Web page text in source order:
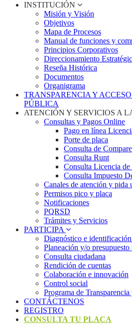
INSTITUCIÓN
Misión y Visión
Objetivos
Mapa de Procesos
Manual de funciones y
Principios Corporativos
Direccionamiento
Reseña Histórica
Documentos
Organigrama
TRANSPARENCIA Y
PÚBLICA
ATENCIÓN Y SERVICIOS A
Consultas y Pagos Online
Pago en línea
Porte de placa
Consulta de
Consulta Runt
Consulta Licencia
Consulta Impuesto
Canales de atención y pida
Permisos pico y placa
Notificaciones
PQRSD
Trámites y Servicios
PARTICIPA
Diagnóstico e
Planeación y/o
Consulta ciudadana
Rendición de cuentas
Colaboración e innovación
Control social
Programa de
CONTÁCTENOS
REGISTRO
CONSULTA TU PLACA